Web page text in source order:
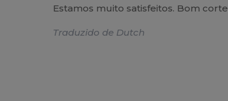
Estamos muito satisfeitos. Bom
Traduzido de Dutch